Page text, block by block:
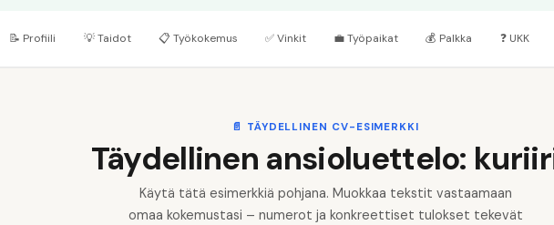
📝 Profiili 💡 Taidot 📋 Työkokemus ✅Vinkit 💼 Työpaikat 💰 Palkka ❓ UKK
📄 TÄYDELLINEN CV-ESIMERKKI
Täydellinen ansioluettelo:
Käytä tätä esimerkkiä pohjana. Muokkaa tekstit vastaamaan
omaa kokemustasi – numerot ja konkreettiset tulokset tekevät